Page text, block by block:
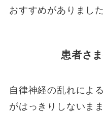
おすすめがありまし
患者さ
自律神経の乱れによ
がはっきりしないま